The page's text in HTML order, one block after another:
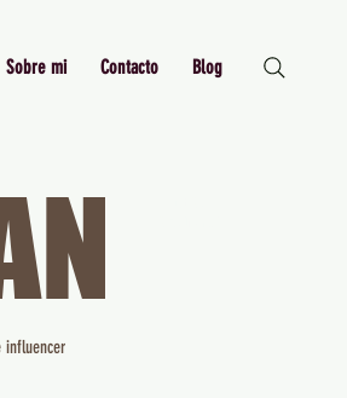
Sobre mi Contacto Blog
influencer